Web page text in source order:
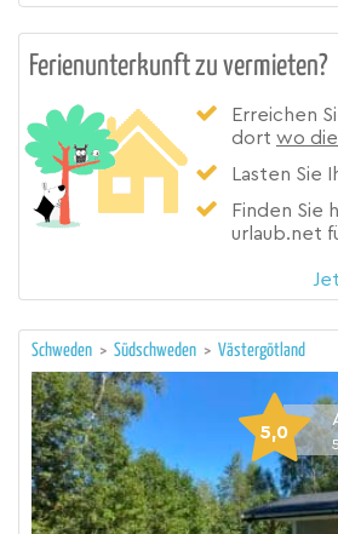
Ferienunterkunft zu vermieten?
Erreichen
dort wo
Lasten Sie
Finden Sie
urlaub.net
Schweden > Südschweden > Västergötland
5,0